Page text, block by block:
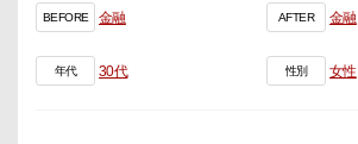
BEFORE 金融 AFTER 金融
年代 30代 性別 女性